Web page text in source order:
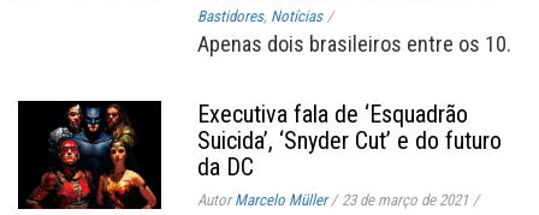
Bastidores, Notícias /
Apenas dois brasileiros entre os 10.
Executiva fala de ‘Esquadrão
Suicida’, ‘Snyder Cut’ e do futuro
da DC
AutorMarcelo Müller / 23 de março de 2021 /